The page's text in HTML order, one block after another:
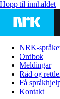
Hopp til innhaldet
NRK-
Ordbok
Meldingar
Råd og
Få
Kontakt